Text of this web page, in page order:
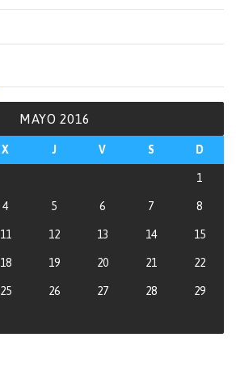
MAYO 2016
X J V S D
1
4 5 6 7 8
11 12 13 14 15
18 19 20 21 22
25 26 27 28 29